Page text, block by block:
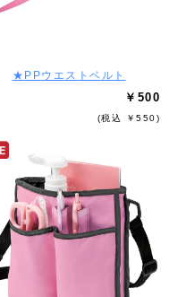
★PPウエストベルト
￥500
(税込 ￥550)